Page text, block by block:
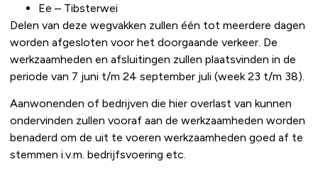
Ee – Tibsterwei
Delen van deze wegvakken zullen één tot meerdere dagen
worden afgesloten voor het doorgaande verkeer. De
werkzaamheden en afsluitingen zullen plaatsvinden in de
periode van 7 juni t/m 24 september juli (week 23 t/m 38).
Aanwonenden of bedrijven die hier overlast van kunnen
ondervinden zullen vooraf aan de werkzaamheden worden
benaderd om de uit te voeren werkzaamheden goed af te
stemmen i.v.m. bedrijfsvoering etc.